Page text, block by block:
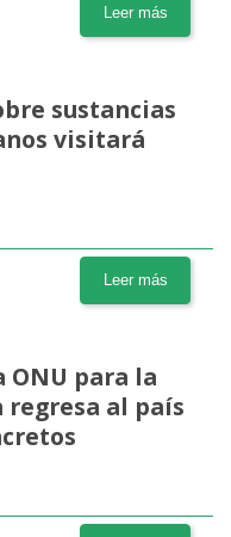
Leer más
sustancias
visitará
Leer más
ONU para la
al país